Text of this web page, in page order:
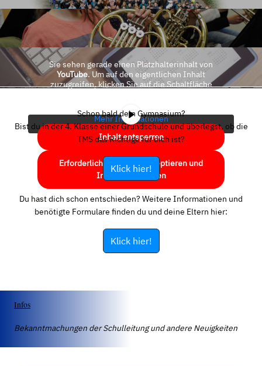
Sie sehen gerade einen Platzhalterinhalt von
YouTube. Um auf den eigentlichen Inhalt
zuzugreifen, klicken Sie auf die Schaltfläche
Mehr Informationen
Inhalt entsperren
Erforderlichen Service akzeptieren und
Inhalte entsperren
Schon bald dein Gymnasium?
Bist du in der 4. Klasse einer Grundschule und überlegst, ob die
TMS das Richtige für dich ist?
Klick hier!
Du hast dich schon entschieden? Weitere Informationen und
benötigte Formulare finden du und deine Eltern hier:
Klick hier!
Infos
Bekanntmachungen der Schulleitung und andere Neuigkeiten